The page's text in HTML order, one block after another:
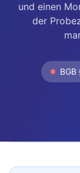
und einen
der
BGB